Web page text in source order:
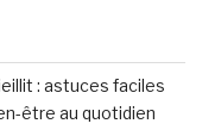
: astuces faciles
être au quotidien